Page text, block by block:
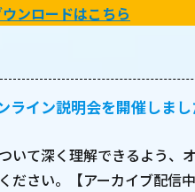
ンロードはこちら
ライン説明会を開催しまし
いて深く理解できるよう、
ださい。【アーカイブ配信中